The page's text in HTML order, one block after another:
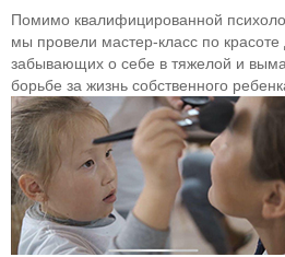
Помимо квалифицированной
мы провели мастер-класс по
забывающих о себе в тяжелой и
борьбе за жизнь собственного